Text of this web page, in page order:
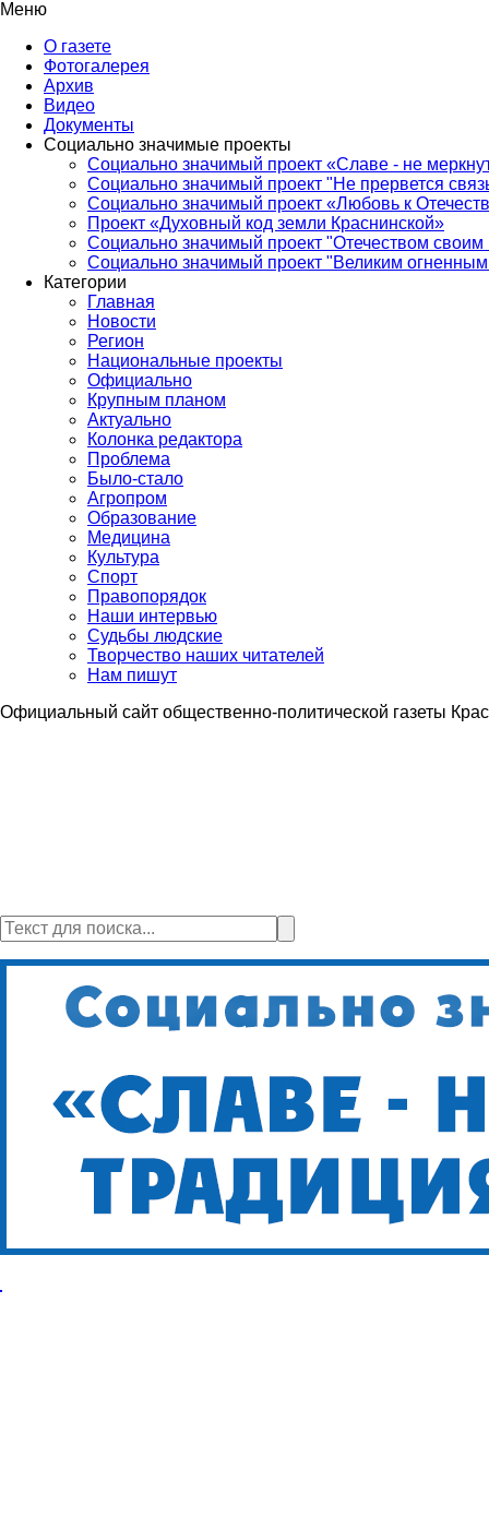
Меню
О газете
Фотогалерея
Архив
Видео
Документы
Социально значимые проекты
Социально значимый проект «Славе - не
Социально значимый проект "Не прервется
Социально значимый проект «Любовь к
Проект «Духовный код земли Краснинской»
Социально значимый проект "Отечеством своим
Социально значимый проект "Великим
Категории
Главная
Новости
Регион
Национальные проекты
Официально
Крупным планом
Актуально
Колонка редактора
Проблема
Было-стало
Агропром
Образование
Медицина
Культура
Спорт
Правопорядок
Наши интервью
Судьбы людские
Творчество наших читателей
Нам пишут
Официальный сайт общественно-политической газеты